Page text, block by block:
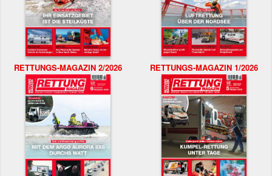
RETTUNGS-MAGAZIN 2/2026 RETTUNGS-MAGAZIN 1/2026